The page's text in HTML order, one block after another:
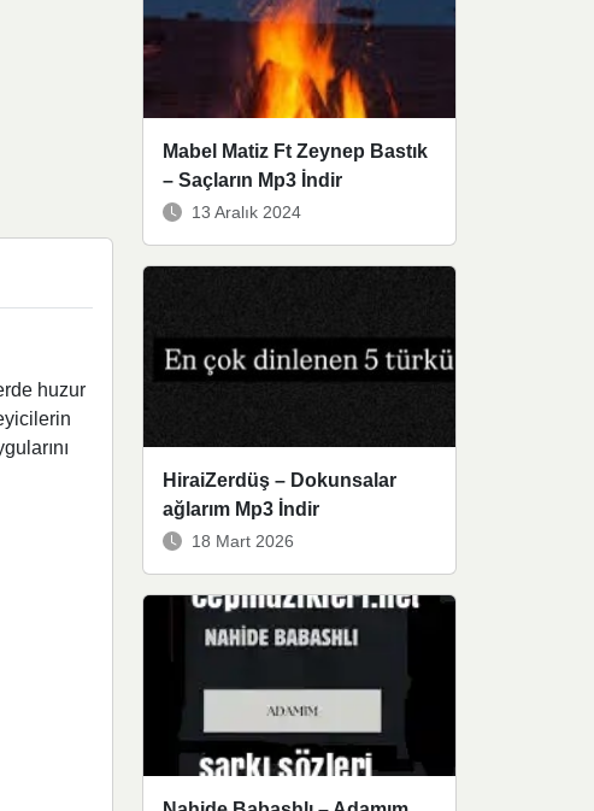
huzur
Mabel Matiz Ft Zeynep Bastık
– Saçların Mp3 İndir
13 Aralık 2024
HiraiZerdüş – Dokunsalar
ağlarım Mp3 İndir
18 Mart 2026